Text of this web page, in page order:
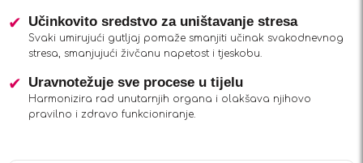
Učinkovito sredstvo za uništavanje stresa
Svaki umirujući gutljaj pomaže smanjiti učinak svakodnevnog
stresa, smanjujući živčanu napetost i tjeskobu.
Uravnotežuje sve procese u tijelu
Harmonizira rad unutarnjih organa i olakšava njihovo
pravilno i zdravo funkcioniranje.